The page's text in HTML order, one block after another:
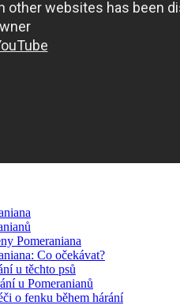
Pomeraniana
Co​ očekávat?
u těchto psů
u Pomeranianů
⁣o fenku během hárání